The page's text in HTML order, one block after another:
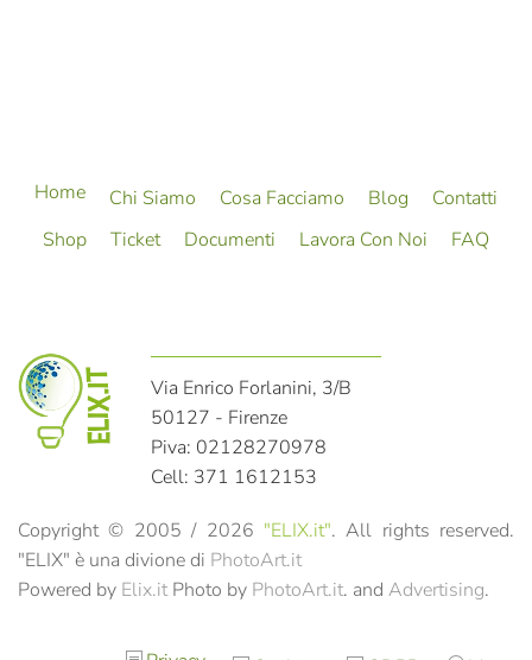
Home Chi Siamo Cosa Facciamo Blog
Contatti
Shop
Ticket Documenti Lavora Con Noi FAQ
Via Enrico Forlanini, 3/B
50127 - Firenze
Piva: 02128270978
Cell: 371 1612153
Copyright © 2005 / 2026 "ELIX.it". All rights reserved.
"ELIX" è una divione di PhotoArt.it
Powered by Elix.itPhoto by PhotoArt.it. and Advertising.